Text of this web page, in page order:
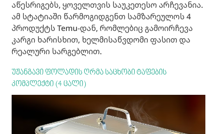
აწესრიგებს, ყოველთვის საუკეთესო არჩევანია.
ამ სტატიაში წარმოგიდგენთ სამზარეულოს 4
პროდუქტს Temu-დან, რომლებიც გამოირჩევა
კარგი ხარისხით, ხელმისაწვდომი ფასით და
რეალური სარგებლით.
უჟანგავი ფოლადის ღრმა საცხობი ტაფების
კომპლექტი (4 ცალი)